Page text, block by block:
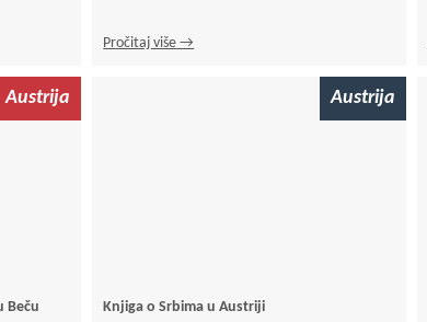
Pročitaj više →
Austrija
Beču
Austrija
Knjiga o Srbima u Austriji